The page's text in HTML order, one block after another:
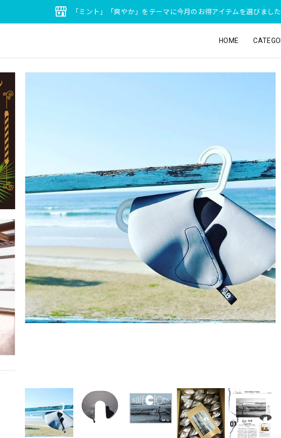
「ミント」「爽やか」をテーマに今月のお得アイテムを選びまし
HOME